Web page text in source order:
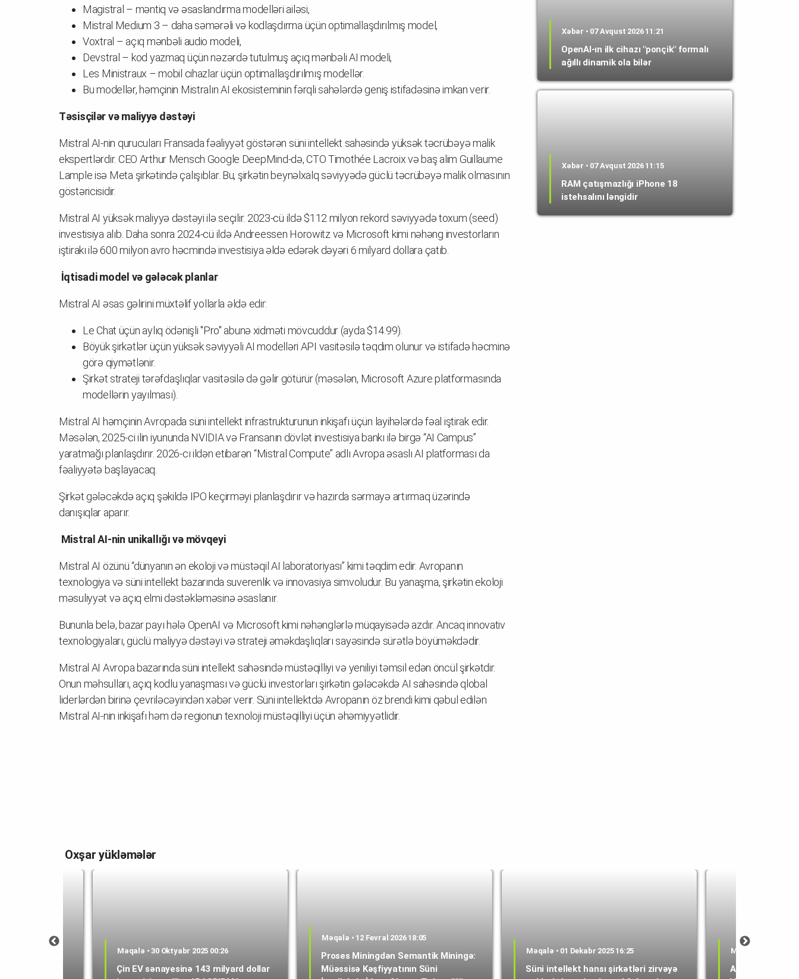
Magistral – məntiq və əsaslandırma modelləri ailəsi,
Mistral Medium 3 – daha səmərəli və kodlaşdırma üçün optimallaşdırılmış model,
Voxtral – açıq mənbəli audio modeli,
Devstral – kod yazmaq üçün nəzərdə tutulmuş açıq mənbəli AI modeli,
Les Ministraux – mobil cihazlar üçün optimallaşdırılmış modellər.
Bu modellər, həmçinin Mistralın AI ekosisteminin fərqli sahələrdə geniş istifadəsinə imkan verir.
Təsisçilər və maliyyə dəstəyi
Mistral AI-nin qurucuları Fransada fəaliyyət göstərən süni intellekt sahəsində yüksək təcrübəyə malik
ekspertlərdir. CEO Arthur Mensch Google DeepMind-də, CTO Timothée Lacroix və baş alim Guillaume
Lample isə Meta şirkətində çalışıblar. Bu, şirkətin beynəlxalq səviyyədə güclü təcrübəyə malik olmasının
göstəricisidir.
Mistral AI yüksək maliyyə dəstəyi ilə seçilir. 2023-cü ildə $112 milyon rekord səviyyədə toxum (seed)
investisiya alıb. Daha sonra 2024-cü ildə Andreessen Horowitz və Microsoft kimi nəhəng investorların
iştirakı ilə 600 milyon avro həcmində investisiya əldə edərək dəyəri 6 milyard dollara çatıb.
İqtisadi model və gələcək planlar
Mistral AI əsas gəlirini müxtəlif yollarla əldə edir:
Le Chat üçün aylıq ödənişli "Pro" abunə xidməti mövcuddur (ayda $14.99).
Böyük şirkətlər üçün yüksək səviyyəli AI modelləri API vasitəsilə təqdim olunur və istifadə həcminə
görə qiymətlənir.
Şirkət strateji tərəfdaşlıqlar vasitəsilə də gəlir götürür (məsələn, Microsoft Azure platformasında
modellərin yayılması).
Mistral AI həmçinin Avropada süni intellekt infrastrukturunun inkişafı üçün layihələrdə fəal iştirak edir.
Məsələn, 2025-ci ilin iyununda NVIDIA və Fransanın dövlət investisiya bankı ilə birgə “AI Campus”
yaratmağı planlaşdırır. 2026-cı ildən etibarən “Mistral Compute” adlı Avropa əsaslı AI platforması da
fəaliyyətə başlayacaq.
Şirkət gələcəkdə açıq şəkildə IPO keçirməyi planlaşdırır və hazırda sərmayə artırmaq üzərində
danışıqlar aparır.
Mistral AI-nin unikallığı və mövqeyi
Mistral AI özünü “dünyanın ən ekoloji və müstəqil AI laboratoriyası” kimi təqdim edir. Avropanın
texnologiya və süni intellekt bazarında suverenlik və innovasiya simvoludur. Bu yanaşma, şirkətin ekoloji
məsuliyyət və açıq elmi dəstəkləməsinə əsaslanır.
Bununla belə, bazar payı hələ OpenAI və Microsoft kimi nəhənglərlə müqayisədə azdır. Ancaq innovativ
texnologiyaları, güclü maliyyə dəstəyi və strateji əməkdaşlıqları sayəsində sürətlə böyüməkdədir.
Mistral AI Avropa bazarında süni intellekt sahəsində müstəqilliyi və yeniliyi təmsil edən öncül şirkətdir.
Onun məhsulları, açıq kodlu yanaşması və güclü investorları şirkətin gələcəkdə AI sahəsində qlobal
liderlərdən birinə çevriləcəyindən xəbər verir. Süni intellektdə Avropanın öz brendi kimi qəbul edilən
Mistral AI-nin inkişafı həm də regionun texnoloji müstəqilliyi üçün əhəmiyyətlidir.
Xəbər • 07 Avqust 2026 11:21
OpenAI-ın ilk cihazı "ponçik" formalı
ağıllı dinamik ola bilər
Xəbər • 07 Avqust 2026 11:15
RAM çatışmazlığı iPhone 18
istehsalını ləngidir
Oxşar yükləmələr
Məqalə • 30 Oktyabr 2025 00:26
Çin EV sənayesinə 143 milyard dollar
Məqalə • 12 Fevral 2026 18:05
Proses Miningdən Semantik Miningə:
Müəssisə Kəşfiyyatının Süni
Məqalə • 01 Dekabr 2025 16:25
Süni intellekt hansı şirkətləri zirvəyə
Məqalə • 20
Amazonda